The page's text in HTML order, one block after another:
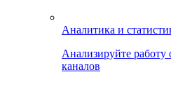
Аналитика и
Анализируйте работу
каналов